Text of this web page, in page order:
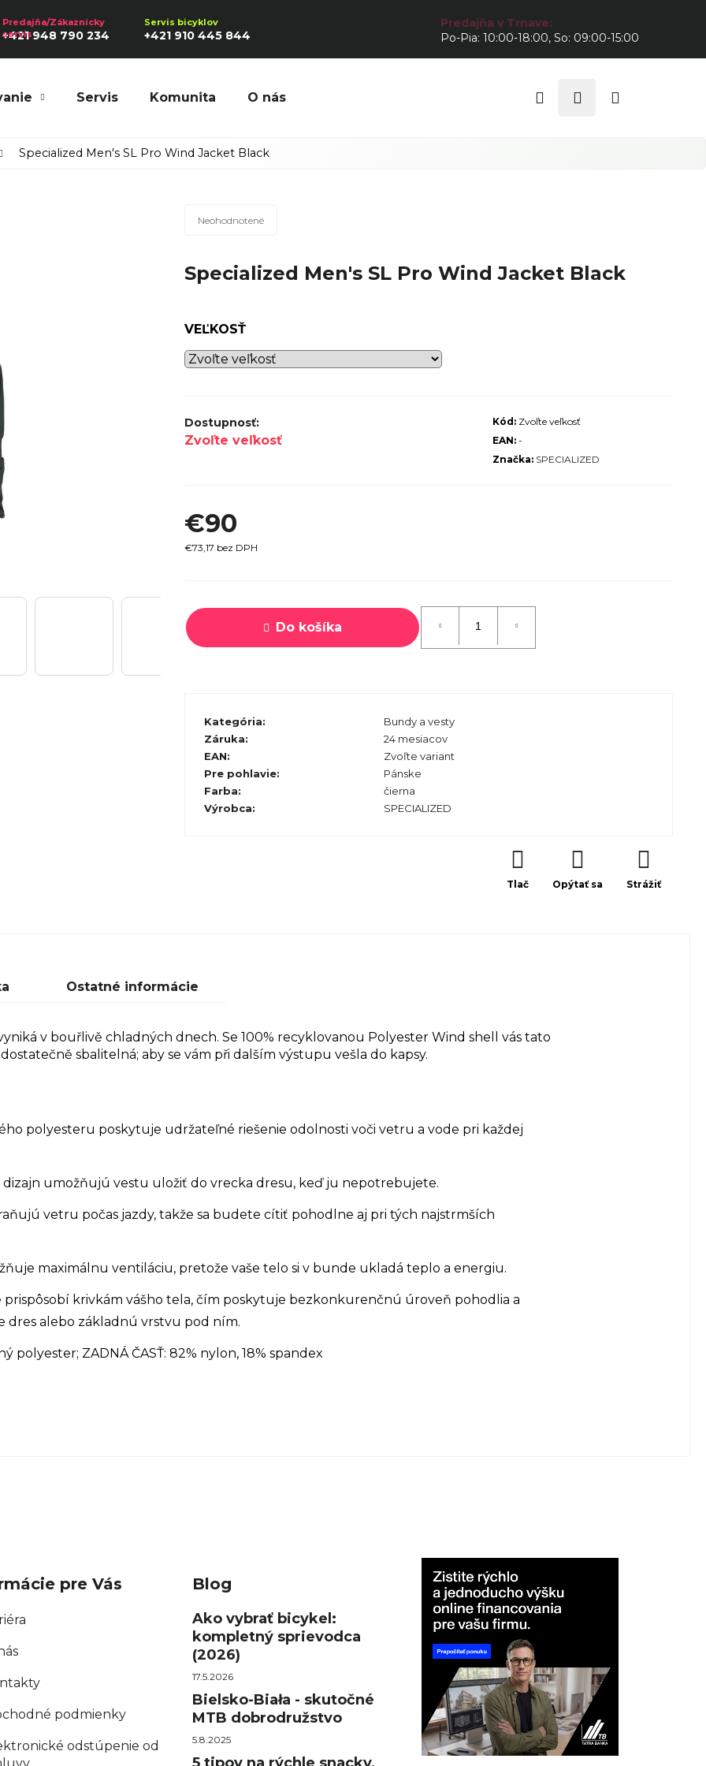
+421 948 790 234 +421 910 445 844
Predajňa v Trnave:
Po-Pia: 10:00-18:00, So: 09:00-15:00
Servis Komunita O nás Hľadať Prihlásenie
Specialized Men's SL Pro Wind Jacket Black
Priemerné
je
0,0
5
Neohodnotené
Specialized Men's SL Pro Wind Jacket Black
VEĽKOSŤ
Zvoľte veľkosť
Kód: Zvoľte veľkosť
Značka: SPECIALIZED
EAN: -
€90
€73,17 bez DPH
cena:
Do košíka
Kategória:
Bundy a vesty
Záruka:
24 mesiacov
EAN:
Zvoľte variant
Pre pohlavie:
Pánske
Farba:
čierna
Výrobca: SPECIALIZED
Tlač Opýtať sa Strážiť
Ostatné informácie
v bouřlivě chladných dnech. Se 100% recyklovanou Polyester Wind shell vás tato
sbalitelná; aby se vám při dalším výstupu vešla do kapsy.
polyesteru poskytuje udržateľné riešenie odolnosti voči vetru a vode pri každej
dizajn umožňujú vestu uložiť do vrecka dresu, keď ju nepotrebujete.
vetru počas jazdy, takže sa budete cítiť pohodlne aj pri tých najstrmších
maximálnu ventiláciu, pretože vaše telo si v bunde ukladá teplo a energiu.
prispôsobí krivkám vášho tela, čím poskytuje bezkonkurenčnú úroveň pohodlia a
dres alebo základnú vrstvu pod ním.
polyester; ZADNÁ ČASŤ: 82% nylon, 18% spandex
SPECIALIZED SIRRUS X 3.0 GLOSS
pre Vás
podmienky
odstúpenie od
Blog
Ako vybrať bicykel:
kompletný sprievodca
(2026)
17.5.2026
Bielsko-Biała - skutočné
MTB dobrodružstvo
5.8.2025